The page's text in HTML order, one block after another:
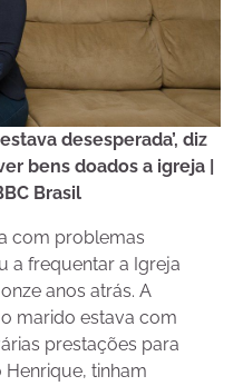
desesperada’, diz
bens doados a igreja |
Brasil
com problemas
a frequentar a Igreja
anos atrás. A
marido estava com
prestações para
tinham